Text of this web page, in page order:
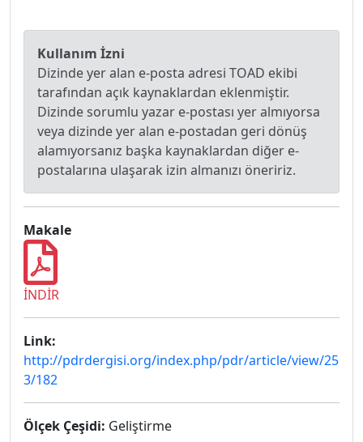
Kullanım İzni
Dizinde yer alan e-posta adresi TOAD ekibi
tarafından açık kaynaklardan eklenmiştir.
Dizinde sorumlu yazar e-postası yer almıyorsa
veya dizinde yer alan e-postadan geri dönüş
alamıyorsanız başka kaynaklardan diğer e-
postalarına ulaşarak izin almanızı öneririz.
Makale
İNDİR
Link:
http://pdrdergisi.org/index.php/pdr/article/view/25
3/182
Ölçek Çeşidi: Geliştirme